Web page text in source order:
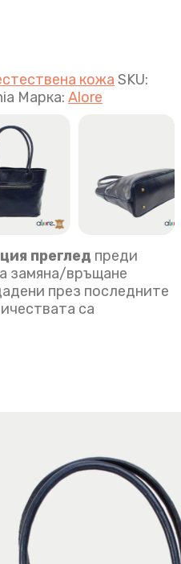
кожа SKU:
Марка: Alore
преглед преди
замяна/връщане
през последните
са